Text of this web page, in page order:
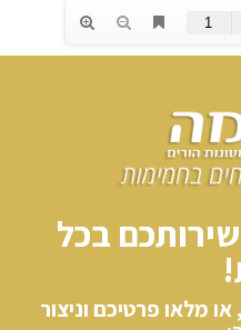
בכל
חיגו אלינו​ 074-7661454, או מלאו פרטיכם וניצור